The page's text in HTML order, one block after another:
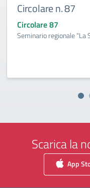
Circolare n. 87
Circolare 87
Seminario regionale “La
Scarica la
App